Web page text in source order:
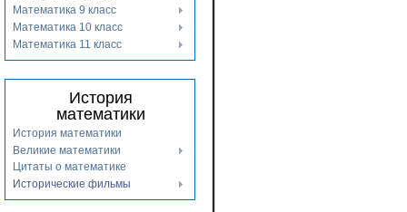
Математика 9 класс
Математика 10 класс
Математика 11 класс
История
математики
История математики
Великие математики
Цитаты о математике
Исторические фильмы